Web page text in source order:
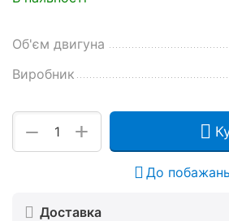
Об'єм двигуна
Виробник
+
−
До побажань
Доставка